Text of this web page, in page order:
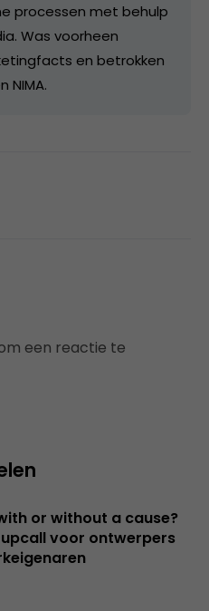
processen met behulp
Was voorheen
en betrokken
NIMA.
een reactie te
or without a cause?
voor ontwerpers